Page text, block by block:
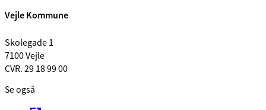
Vejle Kommune
Skolegade 1
7100 Vejle
CVR. 29 18 99 00
Se også